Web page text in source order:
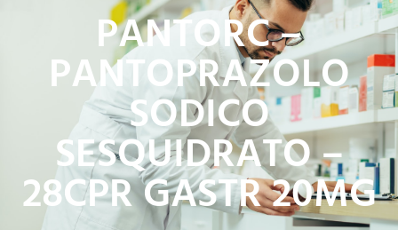
PANTORC –
PANTOPRAZOLO
SODICO
SESQUIDRATO –
28CPR GASTR 20MG